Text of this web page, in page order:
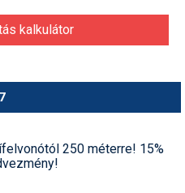
kalkulátor
250 méterre! 15%